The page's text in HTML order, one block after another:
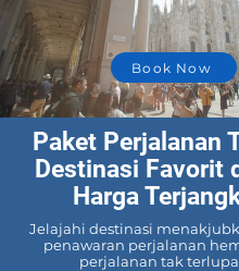
The World is
Book Now
Paket Perjalanan
Destinasi Favorit
Harga
Jelajahi destinasi
penawaran perjalanan
perjalanan tak